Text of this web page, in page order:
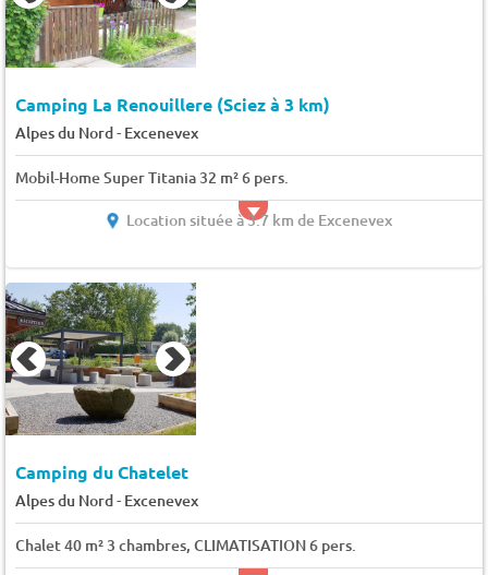
Camping La Renouillere (Sciez à 3 km)
Alpes du Nord- Excenevex
Mobil-Home Super Titania 32 m² 6 pers.
Location située à 3.7 km de Excenevex
Camping du Chatelet
Alpes du Nord- Excenevex
Chalet 40 m² 3 chambres, CLIMATISATION 6 pers.